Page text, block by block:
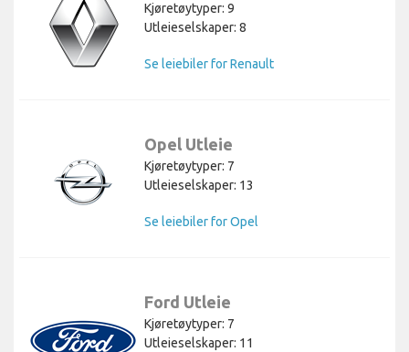
Kjøretøytyper: 9
Utleieselskaper: 8
Se leiebiler for Renault
Opel Utleie
Kjøretøytyper: 7
Utleieselskaper: 13
Se leiebiler for Opel
Ford Utleie
Kjøretøytyper: 7
Utleieselskaper: 11